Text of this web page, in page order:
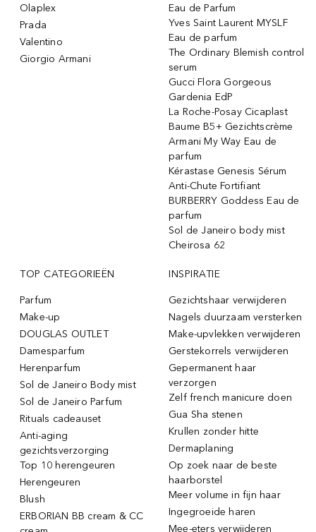
Olaplex
Prada
Valentino
Giorgio Armani
Eau de Parfum
Yves Saint Laurent MYSLF
Eau de parfum
The Ordinary Blemish control
serum
Gucci Flora Gorgeous
Gardenia EdP
La Roche-Posay Cicaplast
Baume B5+ Gezichtscrème
Armani My Way Eau de
parfum
Kérastase Genesis Sérum
Anti-Chute Fortifiant
BURBERRY Goddess Eau de
parfum
Sol de Janeiro body mist
Cheirosa 62
TOP CATEGORIEËN
Parfum
Make-up
DOUGLAS OUTLET
Damesparfum
Herenparfum
Sol de Janeiro Body mist
Sol de Janeiro Parfum
Rituals cadeauset
Anti-aging
gezichtsverzorging
Top 10 herengeuren
Herengeuren
Blush
ERBORIAN BB cream & CC
INSPIRATIE
Gezichtshaar verwijderen
Nagels duurzaam versterken
Make-upvlekken verwijderen
Gerstekorrels verwijderen
Gepermanent haar
verzorgen
Zelf french manicure doen
Gua Sha stenen
Krullen zonder hitte
Dermaplaning
Op zoek naar de beste
haarborstel
Meer volume in fijn haar
Ingegroeide haren
Mee-eters verwijderen